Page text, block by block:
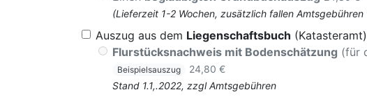
(Lieferzeit 1-2 Wochen, zusätzlich fallen
Auszug aus dem Liegenschaftsbuch (Katasteramt)
Flurstücksnachweis mit Bodenschätzung (für
Beispielsauszug
24,80 €
Stand 1.1,.2022, zzgl Amtsgebühren